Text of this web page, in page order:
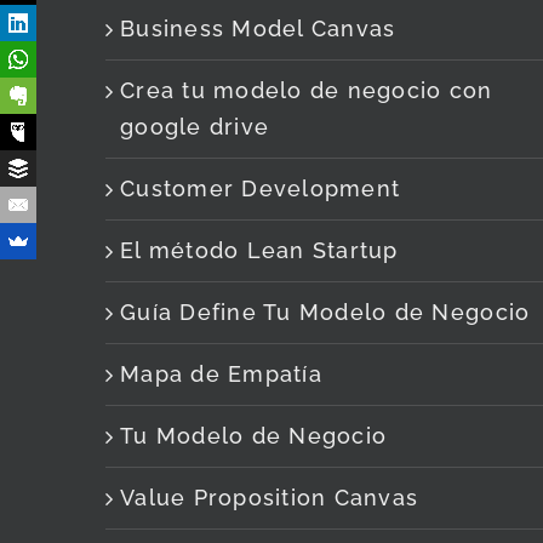
Business Model Canvas
Crea tu modelo de negocio con
google drive
Customer Development
El método Lean Startup
Guía Define Tu Modelo de Negocio
Mapa de Empatía
Tu Modelo de Negocio
Value Proposition Canvas